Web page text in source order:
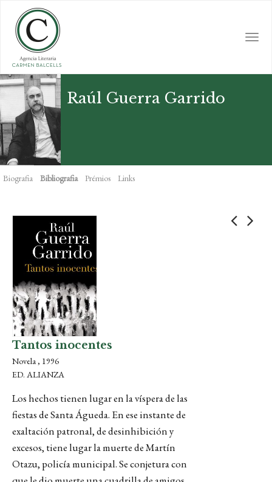
main
content
Raúl Guerra Garrido
Biografia Bibliografia Prémios Links
Tantos inocentes
Novela , 1996
ED. ALIANZA
Los hechos tienen lugar en la víspera de las
fiestas de Santa Águeda. En ese instante de
exaltación patronal, de desinhibición y
excesos, tiene lugar la muerte de Martín
Otazu, policía municipal. Se conjetura con